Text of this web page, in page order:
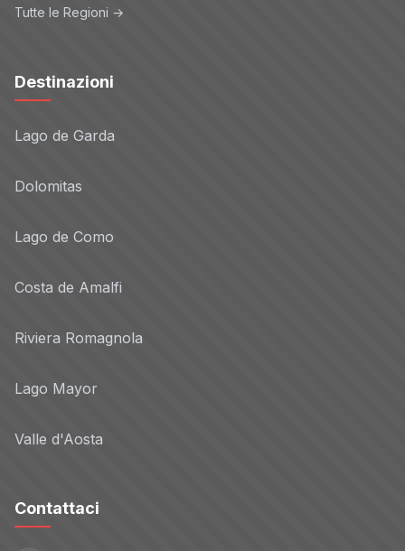
Tutte le Regioni →
Destinazioni
Lago de Garda
Dolomitas
Lago de Como
Costa de Amalfi
Riviera Romagnola
Lago Mayor
Valle d'Aosta
Contattaci